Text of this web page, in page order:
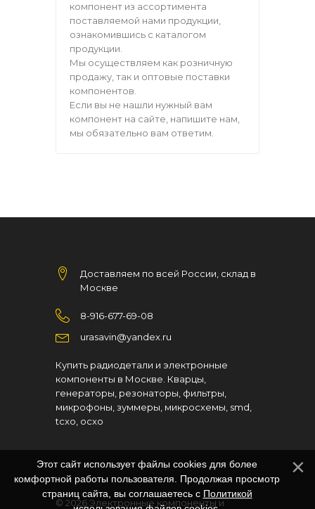
компонент из ассортимента
поставляемой нами продукции,
ознакомившись с каталогом
продукции.
Мы осуществляем как розничную
продажу, так и оптовые поставки
компонентов.
Если вы не нашли нужный вам
компонент на сайте, напишите нам,
мы обязательно вам ответим.
Доставляем по всей России, склад в
Москве
8-916-677-69-08
urasavin@yandex.ru
Купить радиодетали и электронные
компоненты в Москве. Кварцы,
генераторы, резонаторы, фильтры,
микрофоны, зуммеры, микросхемы, smd,
tcxo, ocxo
© 2026Электронные компоненты и
Этот сайт использует файлы cookies для более
комфортной работы пользователя. Продолжая просмотр
страниц сайта, вы соглашаетесь с Политикой